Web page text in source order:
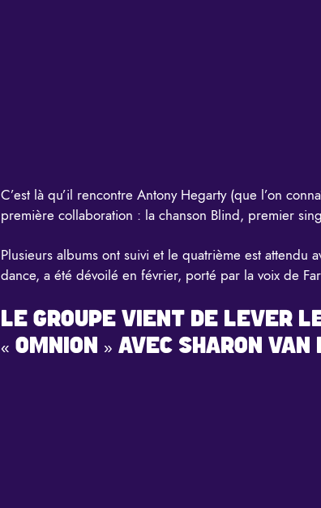
C’est là qu’il rencontre Antony Hegarty (que l’on
première collaboration : la chanson Blind, premier
Plusieurs albums ont suivi et le quatrième est
dance, a été dévoilé en février, porté par la voix de
LE GROUPE VIENT DE LEVER
« OMNION » AVEC SHARON